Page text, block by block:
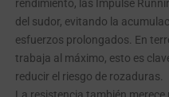
rendimiento, las Impulse
del sudor, evitando la
esfuerzos prolongados. En
trabaja al máximo, esto es
reducir el riesgo de rozaduras.
La resistencia también